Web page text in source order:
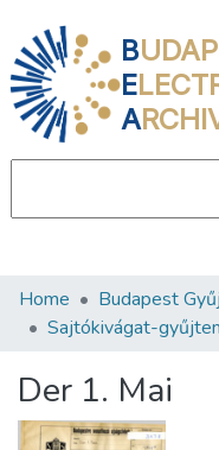
B
E
A
Communities &
Statistics
About us
Home Budapest
Sajtókivágat-
Der 1. Mai